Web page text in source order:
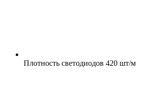
Плотность светодиодов 420 шт/м